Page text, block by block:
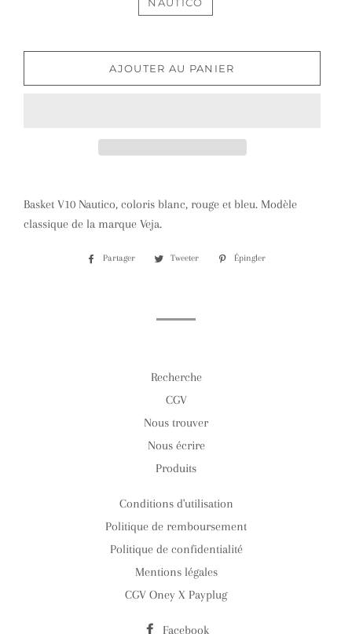
AJOUTER AU PANIER
Basket V10 Nautico, coloris blanc, rouge et bleu. Modèle
classique de la marque Veja.
Partager
PartagerTweeter
Tweeter Épingler
Recherche
CGV
Nous trouver
Nous écrire
Produits
Conditions d'utilisation
Politique de remboursement
Politique de confidentialité
Mentions légales
CGV Oney X Payplug
Facebook